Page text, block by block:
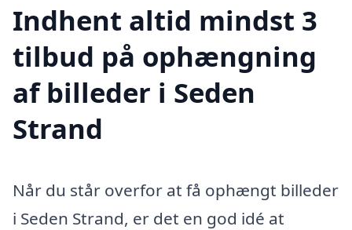
Indhent altid mindst 3
tilbud på ophængning
af billeder i Seden
Strand
Når du står overfor at få ophængt billeder
i Seden Strand, er det en god idé at